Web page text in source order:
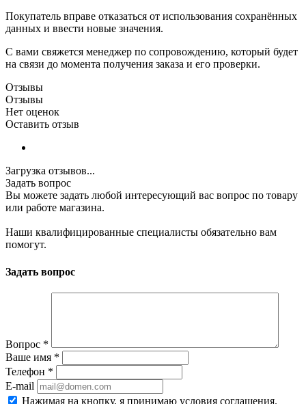
Покупатель вправе отказаться от использования сохранённых
данных и ввести новые значения.
С вами свяжется менеджер по сопровождению, который будет
на связи до момента получения заказа и его проверки.
Отзывы
Отзывы
Нет оценок
Оставить отзыв
Загрузка отзывов...
Задать вопрос
Вы можете задать любой интересующий вас вопрос по товару
или работе магазина.
Наши квалифицированные специалисты обязательно вам
помогут.
Задать вопрос
Вопрос *
Ваше имя *
Телефон *
E-mail
Нажимая на кнопку, я принимаю условия соглашения.